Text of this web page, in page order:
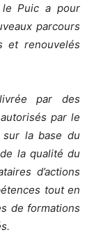
Puic a pour
parcours
et renouvelés
par des
par le
sur la base du
la qualité du
d’actions
tout en
de formations